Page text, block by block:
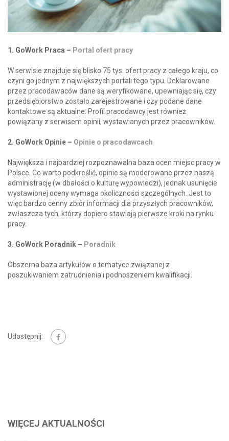
1. GoWork Praca – Portal ofert pracy
W serwisie znajduje się blisko 75 tys. ofert pracy z całego kraju, co
czyni go jednym z największych portali tego typu. Deklarowane
przez pracodawaców dane są weryfikowane, upewniając się, czy
przedsiębiorstwo zostało zarejestrowane i czy podane dane
kontaktowe są aktualne. Profil pracodawcy jest również
powiązany z serwisem opinii, wystawianych przez pracowników.
2. GoWork Opinie – Opinie o pracodawcach
Największa i najbardziej rozpoznawalna baza ocen miejsc pracy w
Polsce. Co warto podkreślić, opinie są moderowane przez naszą
administrację (w dbałości o kulturę wypowiedzi), jednak usunięcie
wystawionej oceny wymaga okoliczności szczególnych. Jest to
więc bardzo cenny zbiór informacji dla przyszłych pracowników,
zwłaszcza tych, którzy dopiero stawiają pierwsze kroki na rynku
pracy.
3. GoWork Poradnik – Poradnik
Obszerna baza artykułów o tematyce związanej z
poszukiwaniem zatrudnienia i podnoszeniem kwalifikacji.
Udostępnij:
WIĘCEJ AKTUALNOŚCI